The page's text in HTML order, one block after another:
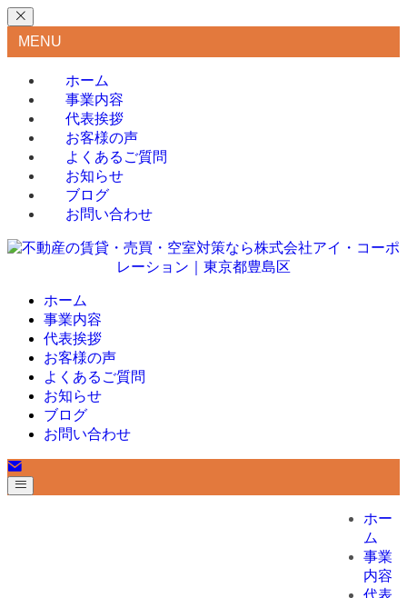
MENU
ホーム
事業内容
代表挨拶
お客様の声
よくあるご質問
お知らせ
ブログ
お問い合わせ
ホーム
事業内容
代表挨拶
お客様の声
よくあるご質問
お知らせ
ブログ
お問い合わせ
ホー
ム
事業
内容
代表